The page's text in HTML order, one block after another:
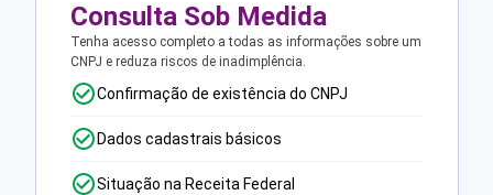
Consulta Sob Medida
Tenha acesso completo a todas as informações sobre um
CNPJ e reduza riscos de inadimplência.
Confirmação de existência do CNPJ
Dados cadastrais básicos
Situação na Receita Federal